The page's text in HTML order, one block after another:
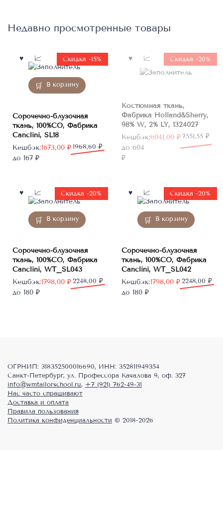
Недавно просмотренные товары
В корзину
Скидка -15%
Сорочечно-блузочная
ткань, 100%CO, Фабрика
Canclini, SL18
1968,60 ₽
Первоначальная
цена
1673,00 ₽
Текущая
цена:
Кешбэк:
до 167 ₽
Нет в
наличииСкидка -20%
Костюмная ткань,
Фабрика Holland&Sherry,
98% W, 2% LY, 1324027
7551,55 ₽
Первоначальная
цена
составляла
6041,00 ₽
Текущая
цена:
6041,00 ₽.
Кешбэк:
до 604
₽
В корзину
Скидка -20%
Сорочечно-блузочная
ткань, 100%CO, Фабрика
Canclini, WT_SL043
2248,00 ₽
Первоначальная
цена
1798,00 ₽
Текущая
цена:
Кешбэк:
до 180 ₽
В корзину
Скидка -20%
Сорочечно-блузочная
ткань, 100%CO, Фабрика
Canclini, WT_SL042
2248,00 ₽
Первоначальная
цена
1798,00 ₽
Текущая
цена:
Кешбэк:
до 180 ₽
ОГРНИП: 318352500016690, ИНН: 352811949354
Санкт-Петербург, ул. Профессора Качалова 9, оф. 327
info@wmtailorschool.ru, +7 (921) 762-49-31
Нас часто спрашивают
Доставка и оплата
Правила пользования
Политика конфиденциальности © 2018-2026